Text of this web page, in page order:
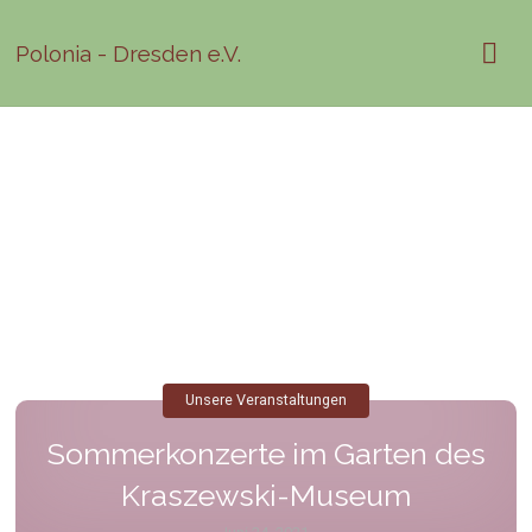
Polonia - Dresden e.V.
Sommerkonzerte im Garten des
Kraszewski-Museum
Unsere Veranstaltungen